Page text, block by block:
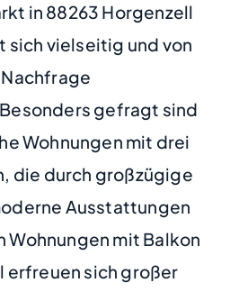
in 88263 Horgenzell
sich vielseitig und von
gefragt sind
Wohnungen mit drei
die durch großzügige
Ausstattungen
Wohnungen mit Balkon
erfreuen sich großer